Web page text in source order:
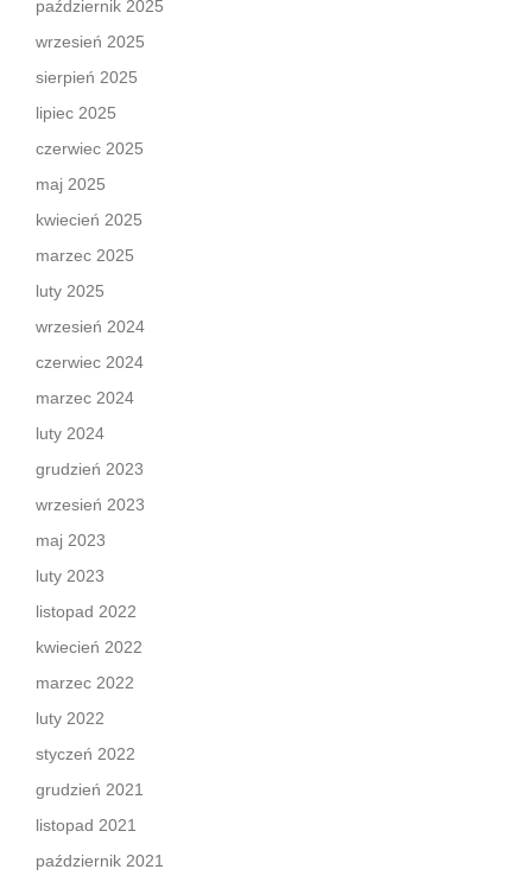
październik 2025
wrzesień 2025
sierpień 2025
lipiec 2025
czerwiec 2025
maj 2025
kwiecień 2025
marzec 2025
luty 2025
wrzesień 2024
czerwiec 2024
marzec 2024
luty 2024
grudzień 2023
wrzesień 2023
maj 2023
luty 2023
listopad 2022
kwiecień 2022
marzec 2022
luty 2022
styczeń 2022
grudzień 2021
listopad 2021
październik 2021